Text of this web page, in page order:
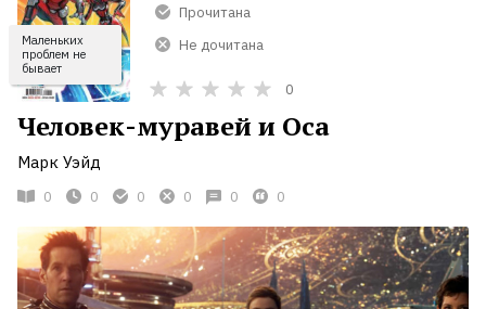
Маленьких
проблем не
бывает
Прочитана
Не дочитана
0
Человек-муравей и Оса
Марк Уэйд
0 0 0 0 0 0